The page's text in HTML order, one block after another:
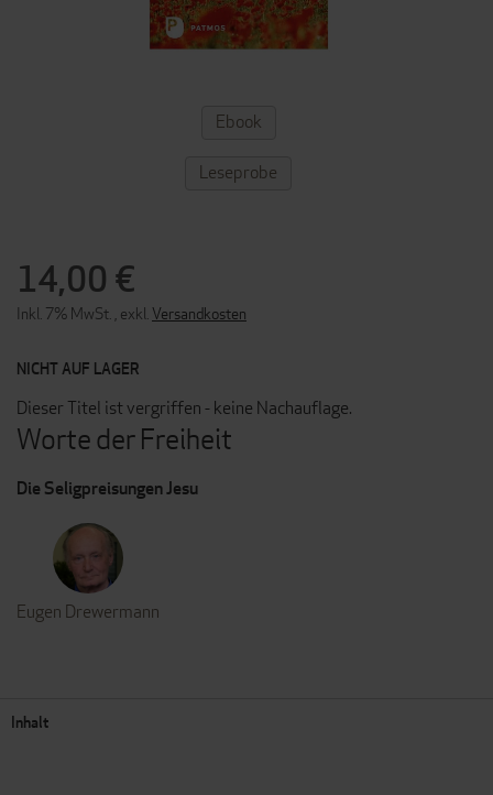
Worte der Freiheit
Die Seligpreisungen Jesu
Eugen Drewermann
14,00 €
Inkl. 7% MwSt. exkl. Versandkosten
NICHT AUF LAGER
Dieser Titel ist vergriffen - keine Nachauflage.
ZUM
ANFANG
BILDERGALERIE
SPRINGEN
Ebook
Leseprobe
Inhalt